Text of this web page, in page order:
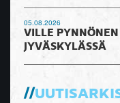
05.08.2026
VILLE
JYVÄSKYLÄSSÄ